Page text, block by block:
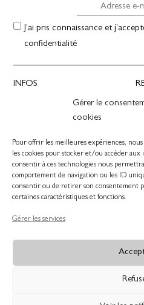
Gérer le
cookies
Pour offrir les meilleures expériences,
les cookies pour stocker et/ou accéder aux
consentir à ces technologies nous
comportement de navigation ou les ID
consentir ou de retirer son consentement
certaines caractéristiques et fonctions.
Gérer les services
INFOS
SERVICE CLIENT
contact@oros.design
Guide d’entretien du bois
Faire un retour
J’ai pris connaissance et
confidentialité